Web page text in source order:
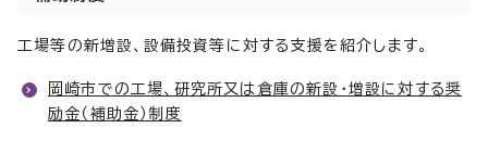
工場等の新増設、設備投資等に対する支援を紹介します。
岡崎市での工場、研究所又は倉庫の新設・増設に対する奨
励金（補助金）制度